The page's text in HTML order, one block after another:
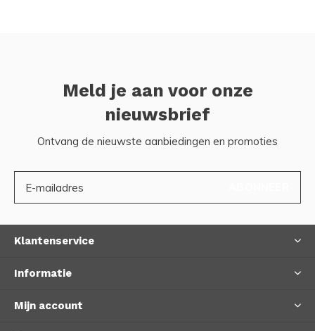
Meld je aan voor onze
nieuwsbrief
Ontvang de nieuwste aanbiedingen en promoties
Klantenservice
Informatie
Mijn account